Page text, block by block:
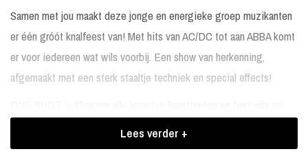
Samen met jou maakt deze jonge en energieke groep muzikanten
er één gróót knalfeest van! Met hits van AC/DC tot aan ABBA komt
er voor iedereen wat wils voorbij. Een show van herkenning,
afgemaakt met een sterk staaltje techniek en special effects!
zijn kop te zetten. Van het Noorden naar het Zuiden, niets is ONE
SHOT te gek!!
Lees verder +